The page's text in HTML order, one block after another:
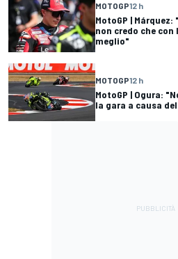
MOTOGP12 h
MotoGP |
non credo che
meglio"
MOTOGP12 h
MotoGP | Ogura:
la gara a causa